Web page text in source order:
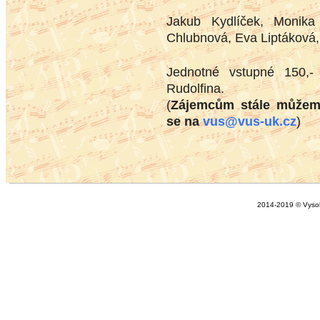
Jakub Kydlíček,
Chlubnová, Eva
Jednotné vstupné
Rudolfina.
(Zájemcům stále
se navus@vus-uk.cz)
2014-2019 ©